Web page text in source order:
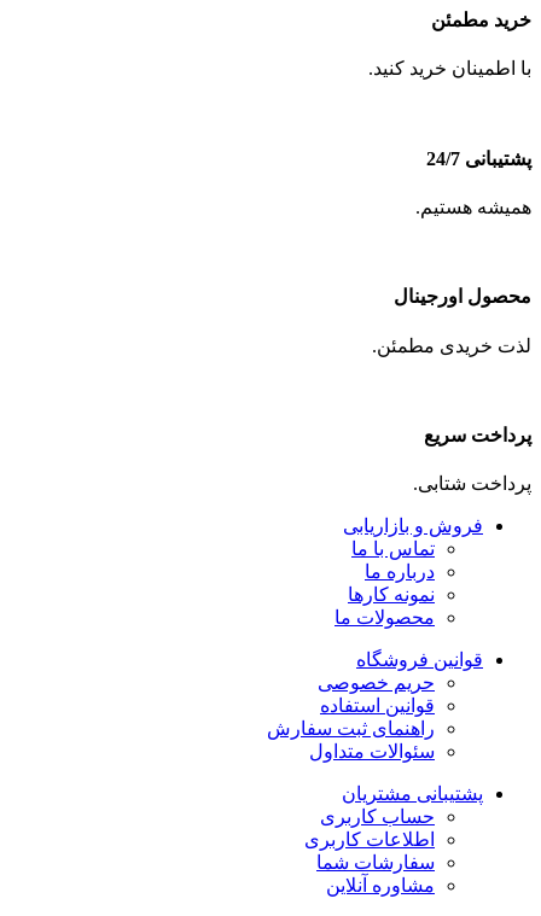
خرید مطمئن
با اطمینان خرید کنید.
پشتیبانی 24/7
همیشه هستیم.
محصول اورجینال
لذت خریدی مطمئن.
پرداخت سریع
پرداخت شتابی.
فروش و بازاریابی
تماس با ما
درباره ما
نمونه کارها
محصولات ما
قوانین فروشگاه
حریم خصوصی
قوانین استفاده
راهنمای ثبت سفارش
سئوالات متداول
پشتیبانی مشتریان
حساب کاربری
اطلاعات کاربری
سفارشات شما
مشاوره آنلاین